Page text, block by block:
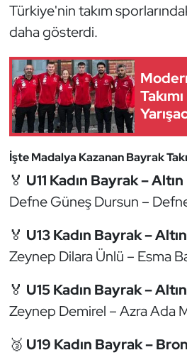
Türkiye'nin takım
daha gösterdi.
İşte Madalya Kazanan Bayrak
🏅 U11 Kadın Bayrak –
Defne Güneş Dursun –
🏅 U13 Kadın Bayrak –
Zeynep Dilara Ünlü – Esma
🏅 U15 Kadın Bayrak –
Zeynep Demirel – Azra Ada
🥉 U19 Kadın Bayrak –
Hava Sporları
İşitme Engelli Sporcular
Judo ve Kuraş
Kano ve Rafting
Kayak
Kempo
Kick Boks
Kürek